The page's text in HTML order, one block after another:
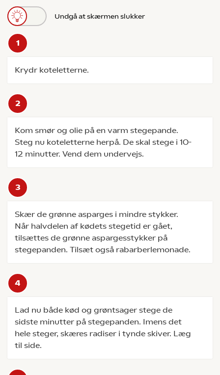
Undgå at skærmen slukker
Krydr koteletterne.
Kom smør og olie på en varm stegepande.
Steg nu koteletterne herpå. De skal stege i 10-
12 minutter. Vend dem undervejs.
Skær de grønne asparges i mindre stykker.
Når halvdelen af kødets stegetid er gået,
tilsættes de grønne aspargesstykker på
stegepanden. Tilsæt også rabarberlemonade.
Lad nu både kød og grøntsager stege de
sidste minutter på stegepanden. Imens det
hele steger, skæres radiser i tynde skiver. Læg
til side.